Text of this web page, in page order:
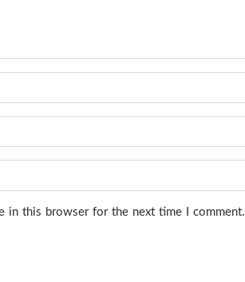
in this browser for the next time I comment.